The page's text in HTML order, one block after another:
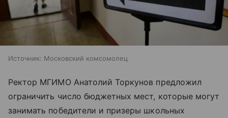
Источник: Московский комсомолец
Ректор МГИМО Анатолий Торкунов предложил
ограничить число бюджетных мест, которые могут
занимать победители и призеры школьных